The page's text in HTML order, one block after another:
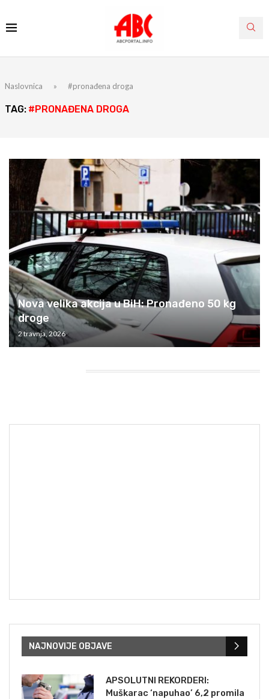
Naslovnica » #pronađena droga
TAG: #PRONAĐENA DROGA
Nova velika akcija u BiH: Pronađeno 50 kg
droge
2 travnja, 2026
NAJNOVIJE OBJAVE
APSOLUTNI REKORDERI:
Muškarac ‘napuhao’ 6,2 promila